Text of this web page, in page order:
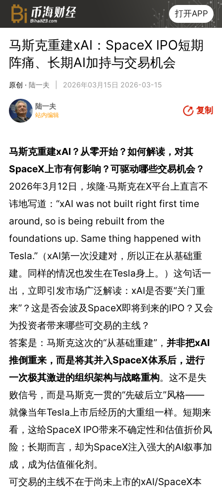
打开APP
马斯克重建xAI：SpaceX IPO短期
阵痛、长期AI加持与交易机会
原创 · 陆一夫 2026年03月15日 2026-03-15
陆一夫
站内编辑 复制
马斯克重建xAI？从零开始？如何解读，对其
SpaceX上市有何影响？可驱动哪些交易机会？
2026年3月12日，埃隆·马斯克在X平台上直言不
讳地写道：“xAI was not built right first time
around, so is being rebuilt from the
foundations up. Same thing happened with
Tesla.”（xAI第一次没建对，所以正在从基础重
建。同样的情况也发生在Tesla身上。）这句话一
出，立即引发市场广泛解读：xAI是否要“关门重
来”？这是否会波及SpaceX即将到来的IPO？又会
为投资者带来哪些可交易的主线？
答案是：马斯克这次的“从基础重建”， 并非把xAI
推倒重来，而是将其并入SpaceX体系后，进行
一次极其激进的组织架构与战略重构。这不是失
败信号，而是马斯克一贯的“先破后立”风格——
就像当年Tesla上市后经历的大重组一样。短期来
看，这给SpaceX IPO带来不确定性和估值折价风
险；长期而言，却为SpaceX注入强大的AI叙事加
成，成为估值催化剂。
可交易的主线不在于尚未上市的xAI/SpaceX本